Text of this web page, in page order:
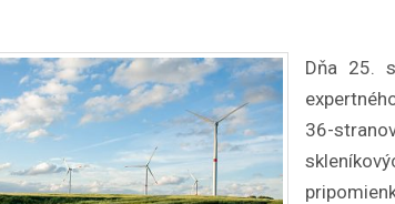
Dňa 25.
36-